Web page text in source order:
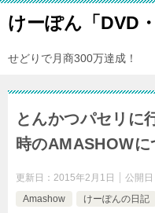
けーぽん「DVD
せどりで月商300万達成！
とんかつパセリ
時のAMASHOWに
更新日： 2015年2月1日 公開日
Amashow
けーぽんの日記